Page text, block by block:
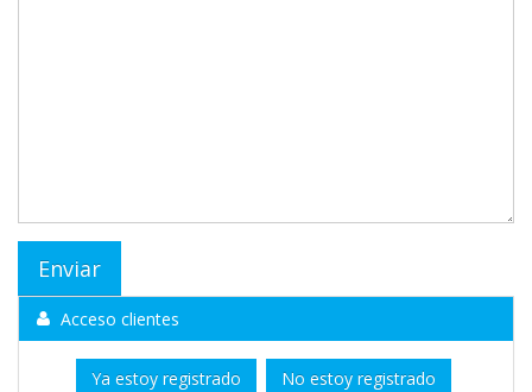
Acceso clientes
Ya estoy registrado No estoy registrado